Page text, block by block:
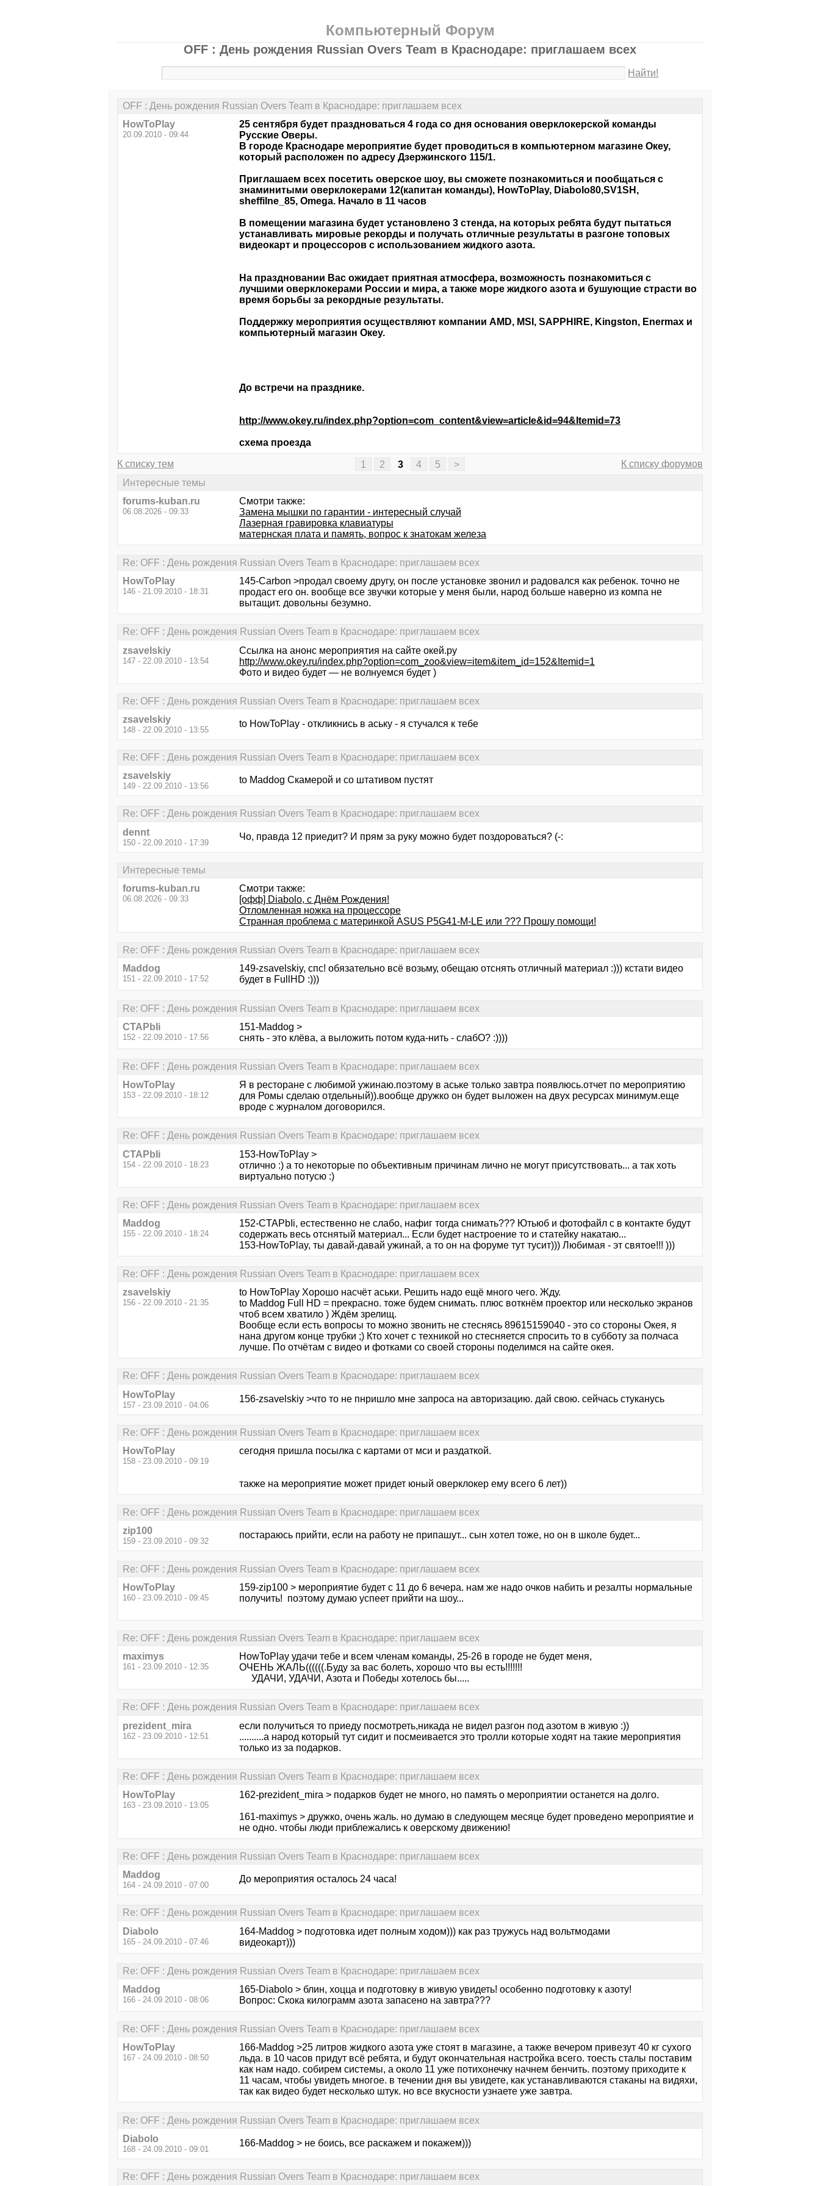
Компьютерный Форум
OFF : День рождения Russian Overs Team в Краснодаре: приглашаем всех
Найти!
OFF : День рождения Russian Overs Team в Краснодаре: приглашаем всех
HowToPlay
20.09.2010 - 09:44
25 сентября будет праздноваться 4 года со дня основания оверклокерской команды
Русские Оверы.
В городе Краснодаре мероприятие будет проводиться в компьютерном магазине Океу,
который расположен по адресу Дзержинского 115/1.
Приглашаем всех посетить оверское шоу, вы сможете познакомиться и пообщаться с
знаминитыми оверклокерами 12(капитан команды), HowToPlay, Diabolo80,SV1SH,
sheffilne_85, Omega. Начало в 11 часов
В помещении магазина будет установлено 3 стенда, на которых ребята будут пытаться
устанавливать мировые рекорды и получать отличные результаты в разгоне топовых
видеокарт и процессоров с использованием жидкого азота.
На праздновании Вас ожидает приятная атмосфера, возможность познакомиться с
лучшими оверклокерами России и мира, а также море жидкого азота и бушующие страсти во
время борьбы за рекордные результаты.
Поддержку мероприятия осуществляют компании AMD, MSI, SAPPHIRE, Kingston, Enermax и
компьютерный магазин Океу.
До встречи на празднике.
http://www.okey.ru/index.php?option=com_content&view=article&id=94&Itemid=73
схема проезда
К списку тем 1 2 3 4 5 >
К списку форумов
Интересные темы
forums-kuban.ru
06.08.2026 - 09:33
Смотри также:
Замена мышки по гарантии - интересный случай
Лазерная гравировка клавиатуры
матернская плата и память, вопрос к знатокам железа
Re: OFF : День рождения Russian Overs Team в Краснодаре: приглашаем всех
HowToPlay
146 - 21.09.2010 - 18:31
145-Carbon >продал своему другу, он после установке звонил и радовался как ребенок. точно не
продаст его он. вообще все звучки которые у меня были, народ больше наверно из компа не
вытащит. довольны безумно.
Re: OFF : День рождения Russian Overs Team в Краснодаре: приглашаем всех
zsavelskiy
147 - 22.09.2010 - 13:54
Ссылка на анонс мероприятия на сайте окей.ру
http://www.okey.ru/index.php?option=com_zoo&view=item&item_id=152&Itemid=1
Фото и видео будет — не волнуемся будет )
Re: OFF : День рождения Russian Overs Team в Краснодаре: приглашаем всех
zsavelskiy
148 - 22.09.2010 - 13:55
to HowToPlay - откликнись в аську - я стучался к тебе
Re: OFF : День рождения Russian Overs Team в Краснодаре: приглашаем всех
zsavelskiy
149 - 22.09.2010 - 13:56
to Maddog Скамерой и со штативом пустят
Re: OFF : День рождения Russian Overs Team в Краснодаре: приглашаем всех
dennt
150 - 22.09.2010 - 17:39
Чо, правда 12 приедит? И прям за руку можно будет поздороваться? (-:
Интересные темы
forums-kuban.ru
06.08.2026 - 09:33
Смотри также:
[офф] Diabolo, с Днём Рождения!
Отломленная ножка на процессоре
Странная проблема с материнкой ASUS P5G41-M-LE или ??? Прошу помощи!
Re: OFF : День рождения Russian Overs Team в Краснодаре: приглашаем всех
Maddog
151 - 22.09.2010 - 17:52
149-zsavelskiy, спс! обязательно всё возьму, обещаю отснять отличный материал :))) кстати видео
будет в FullHD :)))
Re: OFF : День рождения Russian Overs Team в Краснодаре: приглашаем всех
CTAPbIi
152 - 22.09.2010 - 17:56
151-Maddog >
снять - это клёва, а выложить потом куда-нить - слабО? :))))
Re: OFF : День рождения Russian Overs Team в Краснодаре: приглашаем всех
HowToPlay
153 - 22.09.2010 - 18:12
Я в ресторане с любимой ужинаю.поэтому в аське только завтра появлюсь.отчет по мероприятию
для Ромы сделаю отдельный)).вообще дружко он будет выложен на двух ресурсах минимум.еще
вроде с журналом договорился.
Re: OFF : День рождения Russian Overs Team в Краснодаре: приглашаем всех
CTAPbIi
154 - 22.09.2010 - 18:23
153-HowToPlay >
отлично :) а то некоторые по объективным причинам лично не могут присутствовать... а так хоть
виртуально потусю :)
Re: OFF : День рождения Russian Overs Team в Краснодаре: приглашаем всех
Maddog
155 - 22.09.2010 - 18:24
152-CTAPbIi, естественно не слабо, нафиг тогда снимать??? Ютьюб и фотофайл с в контакте будут
содержать весь отснятый материал... Если будет настроение то и статейку накатаю...
153-HowToPlay, ты давай-давай ужинай, а то он на форуме тут тусит))) Любимая - эт святое!!! )))
Re: OFF : День рождения Russian Overs Team в Краснодаре: приглашаем всех
zsavelskiy
156 - 22.09.2010 - 21:35
to HowToPlay Хорошо насчёт аськи. Решить надо ещё много чего. Жду.
to Maddog Full HD = прекрасно. тоже будем снимать. плюс воткнём проектор или несколько экранов
чтоб всем хватило ) Ждём зрелищ.
Вообще если есть вопросы то можно звонить не стеснясь 89615159040 - это со стороны Окея, я
нана другом конце трубки ;) Кто хочет с техникой но стесняется спросить то в субботу за полчаса
лучше. По отчётам с видео и фотками со своей стороны поделимся на сайте окея.
Re: OFF : День рождения Russian Overs Team в Краснодаре: приглашаем всех
HowToPlay
157 - 23.09.2010 - 04:06
156-zsavelskiy >что то не пнришло мне запроса на авторизацию. дай свою. сейчась стуканусь
Re: OFF : День рождения Russian Overs Team в Краснодаре: приглашаем всех
HowToPlay
158 - 23.09.2010 - 09:19
сегодня пришла посылка с картами от мси и раздаткой.
также на мероприятие может придет юный оверклокер ему всего 6 лет))
Re: OFF : День рождения Russian Overs Team в Краснодаре: приглашаем всех
zip100
159 - 23.09.2010 - 09:32
постараюсь прийти, если на работу не припашут... сын хотел тоже, но он в школе будет...
Re: OFF : День рождения Russian Overs Team в Краснодаре: приглашаем всех
HowToPlay
160 - 23.09.2010 - 09:45
159-zip100 > мероприятие будет с 11 до 6 вечера. нам же надо очков набить и резалты нормальные
получить! поэтому думаю успеет прийти на шоу...
Re: OFF : День рождения Russian Overs Team в Краснодаре: приглашаем всех
maximys
161 - 23.09.2010 - 12:35
HowToPlay удачи тебе и всем членам команды, 25-26 в городе не будет меня,
ОЧЕНЬ ЖАЛЬ((((((.Буду за вас болеть, хорошо что вы есть!!!!!!!
УДАЧИ, УДАЧИ, Азота и Победы хотелось бы.....
Re: OFF : День рождения Russian Overs Team в Краснодаре: приглашаем всех
prezident_mira
162 - 23.09.2010 - 12:51
если получиться то приеду посмотреть,никада не видел разгон под азотом в живую :))
..........а народ который тут сидит и посмеивается это тролли которые ходят на такие мероприятия
только из за подарков.
Re: OFF : День рождения Russian Overs Team в Краснодаре: приглашаем всех
HowToPlay
163 - 23.09.2010 - 13:05
162-prezident_mira > подарков будет не много, но память о мероприятии останется на долго.
161-maximys > дружко, очень жаль. но думаю в следующем месяце будет проведено мероприятие и
не одно. чтобы люди приблежались к оверскому движению!
Re: OFF : День рождения Russian Overs Team в Краснодаре: приглашаем всех
Maddog
164 - 24.09.2010 - 07:00
До мероприятия осталось 24 часа!
Re: OFF : День рождения Russian Overs Team в Краснодаре: приглашаем всех
Diabolo
165 - 24.09.2010 - 07:46
164-Maddog > подготовка идет полным ходом))) как раз тружусь над вольтмодами
видеокарт)))
Re: OFF : День рождения Russian Overs Team в Краснодаре: приглашаем всех
Maddog
166 - 24.09.2010 - 08:06
165-Diabolo > блин, хоцца и подготовку в живую увидеть! особенно подготовку к азоту!
Вопрос: Скока килограмм азота запасено на завтра???
Re: OFF : День рождения Russian Overs Team в Краснодаре: приглашаем всех
HowToPlay
167 - 24.09.2010 - 08:50
166-Maddog >25 литров жидкого азота уже стоят в магазине, а также вечером привезут 40 кг сухого
льда. в 10 часов придут всё ребята, и будут окончательная настройка всего. тоесть сталы поставим
как нам надо. собирем системы, а около 11 уже потихонечку начнем бенчить. поэтому приходите к
11 часам, чтобы увидеть многое. в течении дня вы увидете, как устанавливаются стаканы на видяхи,
так как видео будет несколько штук. но все вкусности узнаете уже завтра.
Re: OFF : День рождения Russian Overs Team в Краснодаре: приглашаем всех
Diabolo
168 - 24.09.2010 - 09:01
166-Maddog > не боись, все раскажем и покажем)))
Re: OFF : День рождения Russian Overs Team в Краснодаре: приглашаем всех